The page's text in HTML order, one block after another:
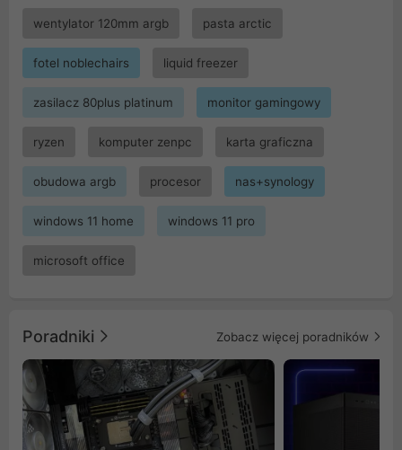
wentylator 120mm argb pasta arctic
fotel noblechairs liquid freezer
zasilacz 80plus platinum monitor gamingowy
ryzen komputer zenpc karta graficzna
obudowa argb procesor nas+synology
windows 11 home windows 11 pro
microsoft office
Poradniki Zobacz więcej poradników